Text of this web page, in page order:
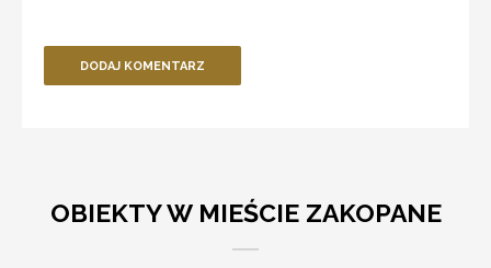
DODAJ KOMENTARZ
OBIEKTY W MIEŚCIE ZAKOPANE